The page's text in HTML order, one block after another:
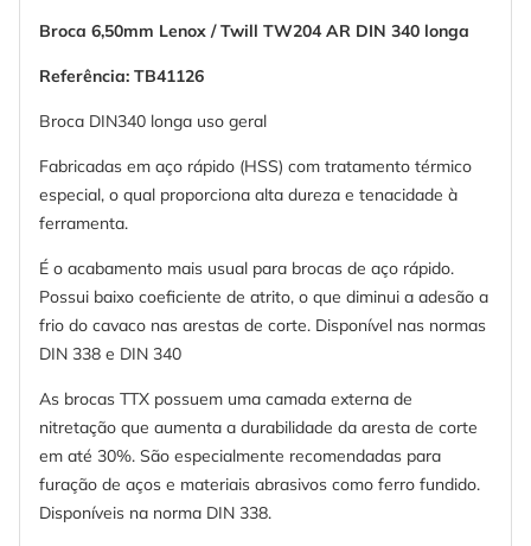
Broca 6,50mm Lenox / Twill TW204 AR DIN 340 longa
Referência: TB41126
Broca DIN340 longa uso geral
Fabricadas em aço rápido (HSS) com tratamento térmico
especial, o qual proporciona alta dureza e tenacidade à
ferramenta.
É o acabamento mais usual para brocas de aço rápido.
Possui baixo coeficiente de atrito, o que diminui a adesão a
frio do cavaco nas arestas de corte. Disponível nas normas
DIN 338 e DIN 340
As brocas TTX possuem uma camada externa de
nitretação que aumenta a durabilidade da aresta de corte
em até 30%. São especialmente recomendadas para
furação de aços e materiais abrasivos como ferro fundido.
Disponíveis na norma DIN 338.